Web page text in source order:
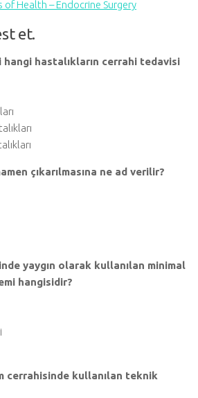
Health – Endocrine Surgery
et.
hastalıkların cerrahi tedavisi
çıkarılmasına ne ad verilir?
yaygın olarak kullanılan minimal
hangisidir?
cerrahisinde kullanılan teknik